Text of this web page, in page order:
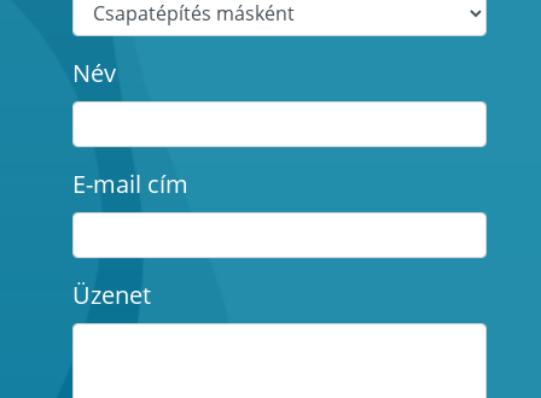
Név
E-mail cím
Üzenet